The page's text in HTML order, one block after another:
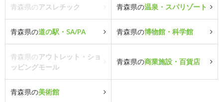
青森県のアスレチック 青森県の温泉・スパリゾート
青森県の道の駅・SA/PA 青森県の博物館・科学館
青森県のアウトレット・ショ
ッピングモール
青森県の商業施設・百貨店
青森県の美術館